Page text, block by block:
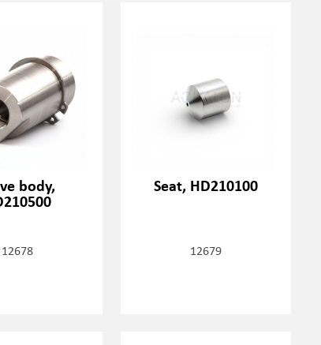
body,
12678
Seat, HD210100
12679